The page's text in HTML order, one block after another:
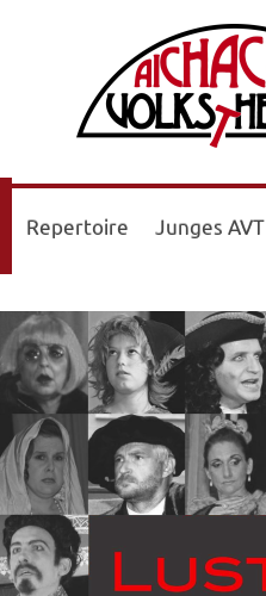
Repertoire Junges AVT